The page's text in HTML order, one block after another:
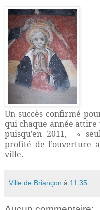
Un succès confirmé
qui chaque année attire
puisqu’en 2011,
«
profité de l’ouverture
ville.
Ville de Briançon à 11:35